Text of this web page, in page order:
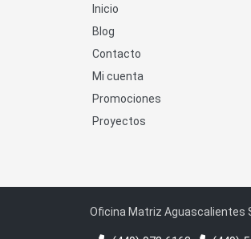
Inicio
Blog
Contacto
Mi cuenta
Promociones
Proyectos
Oficina Matriz Aguascalientes